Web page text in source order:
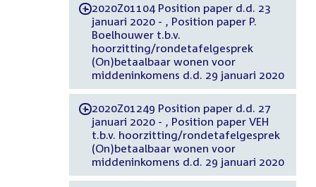
-2020Z01104 Position paper d.d. 23
januari 2020 - , Position paper P.
Boelhouwer t.b.v.
hoorzitting/rondetafelgesprek
(On)betaalbaar wonen voor
middeninkomens d.d. 29 januari 2020
-2020Z01249 Position paper d.d. 27
januari 2020 - , Position paper VEH
t.b.v. hoorzitting/rondetafelgesprek
(On)betaalbaar wonen voor
middeninkomens d.d. 29 januari 2020